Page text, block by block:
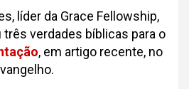
líder da Grace Fellowship,
três verdades bíblicas para o
, em artigo recente, no